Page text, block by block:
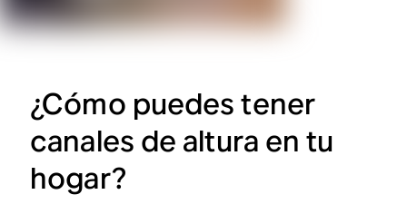
¿Cómo puedes tener
canales de altura en tu
hogar?